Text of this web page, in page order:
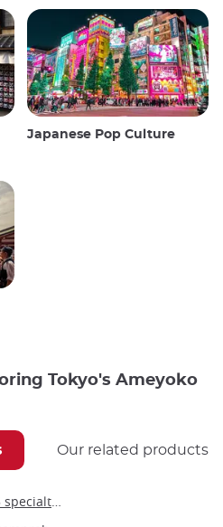
Japanese Pop Culture
Tokyo's Ameyoko
Our related products